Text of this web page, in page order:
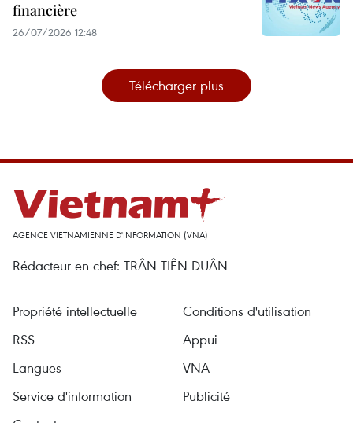
financière
26/07/2026 12:48
Télécharger plus
AGENCE VIETNAMIENNE D'INFORMATION (VNA)
Rédacteur en chef: TRÂN TIÊN DUÂN
Propriété intellectuelle
Conditions d'utilisation
RSS
Appui
Langues
VNA
Service d'information
Publicité